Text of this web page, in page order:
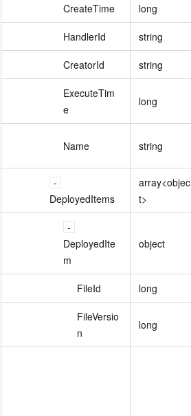
CreateTime long
HandlerId string
CreatorId string
ExecuteTim
e
long
Name string
DeployedItems
array<objec
t>
DeployedIte
m
object
FileId long
FileVersio
n
long